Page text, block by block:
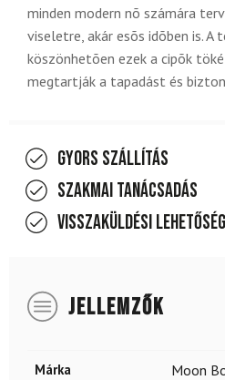
minden modern nõ számára
viseletre, akár esõs idõben is. A
köszönhetõen ezek a cipõk
megtartják a tapadást és
Gyors szállítás
Szakmai tanácsadás
Visszaküldési lehetőség
JELLEMZŐK
Márka Moon